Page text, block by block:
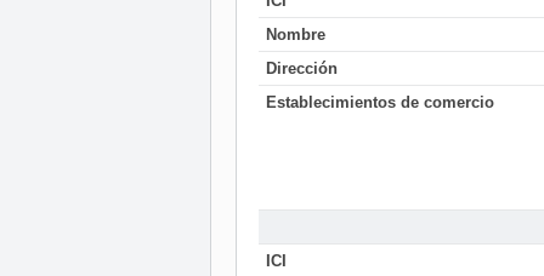
Nombre
Dirección
Establecimientos de comercio
ICI